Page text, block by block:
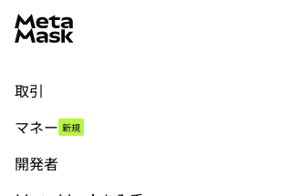
取引
パーペチュアル
マネー 新規
開発者